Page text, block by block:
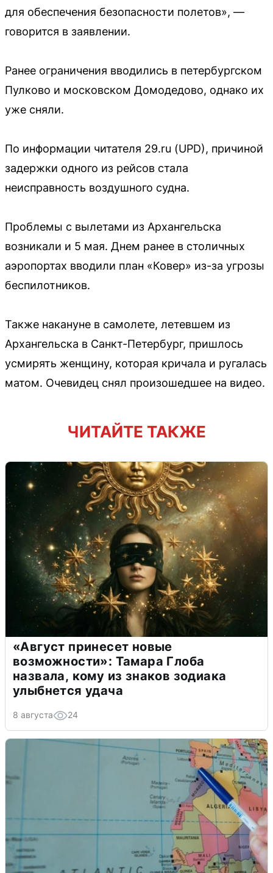
для обеспечения безопасности полетов», —
говорится в заявлении.
Ранее ограничения вводились в петербургском
Пулково и московском Домодедово, однако их
уже сняли.
По информации читателя 29.ru (UPD), причиной
задержки одного из рейсов стала
неисправность воздушного судна.
Проблемы с вылетами из Архангельска
возникали и 5 мая. Днем ранее в столичных
аэропортах вводили план «Ковер» из-за угрозы
беспилотников.
Также накануне в самолете, летевшем из
Архангельска в Санкт-Петербург, пришлось
усмирять женщину, которая кричала и ругалась
матом. Очевидец снял произошедшее на видео.
ЧИТАЙТЕ ТАКЖЕ
«Август принесет новые
возможности»: Тамара Глоба
назвала, кому из знаков зодиака
улыбнется удача
8 августа 24